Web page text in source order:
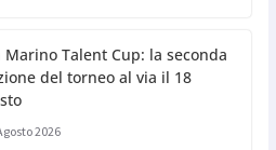
Marino Talent Cup: la seconda
del torneo al via il 18
2026